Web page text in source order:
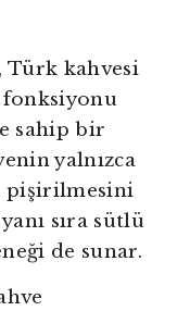
Türk kahvesi
fonksiyonu
sahip bir
yalnızca
pişirilmesini
sıra sütlü
de sunar.